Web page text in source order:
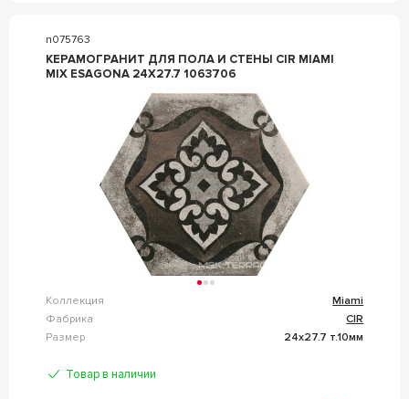
n075763
КЕРАМОГРАНИТ ДЛЯ ПОЛА И СТЕНЫ CIR MIAMI
MIX ESAGONA 24X27.7 1063706
Коллекция
Miami
Фабрика
CIR
Размер
24x27.7 т.10мм
Товар в наличии